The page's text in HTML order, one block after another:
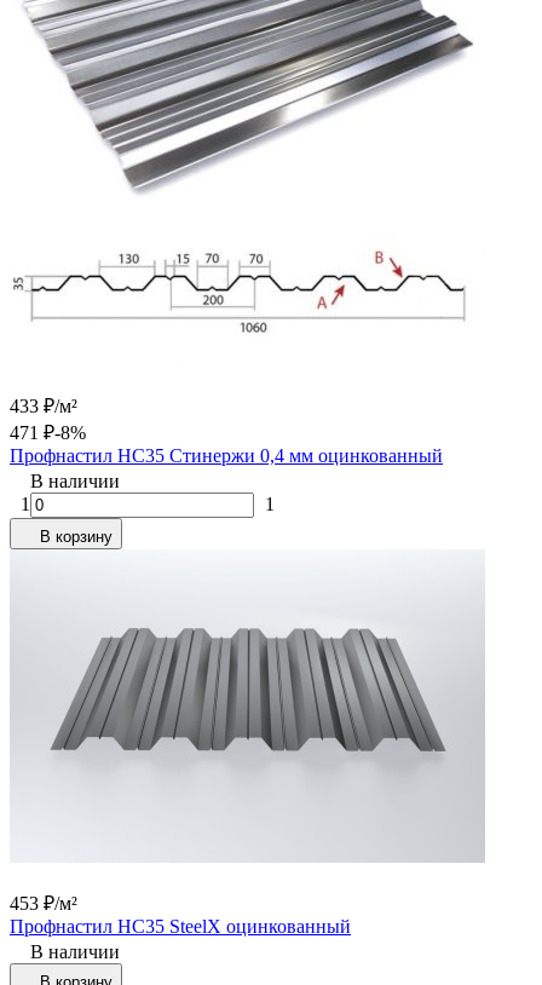
433 ₽/м²
471 ₽-8%
Профнастил НС35 Стинержи 0,4 мм оцинкованный
В наличии
1
1
В корзину
453 ₽/м²
Профнастил НС35 SteelX оцинкованный
В наличии